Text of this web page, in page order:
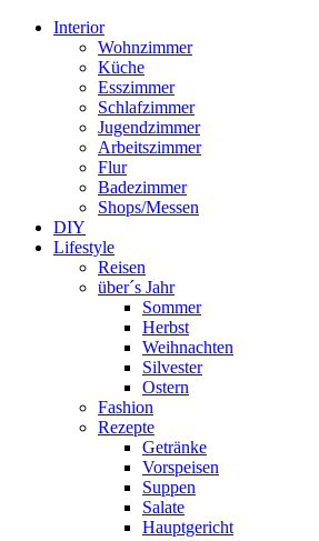
Interior
Wohnzimmer
Küche
Esszimmer
Schlafzimmer
Jugendzimmer
Arbeitszimmer
Flur
Badezimmer
Shops/Messen
DIY
Lifestyle
Reisen
über´s Jahr
Sommer
Herbst
Weihnachten
Silvester
Ostern
Fashion
Rezepte
Getränke
Vorspeisen
Suppen
Salate
Hauptgericht